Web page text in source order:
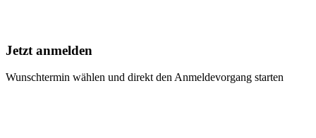
Jetzt anmelden
Wunschtermin wählen und direkt den Anmeldevorgang starten